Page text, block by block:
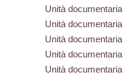
Unità documentaria
Unità documentaria
Unità documentaria
Unità documentaria
Unità documentaria